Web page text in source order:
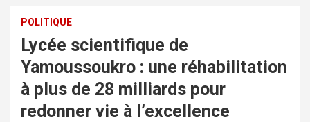
POLITIQUE
Lycée scientifique de
Yamoussoukro : une réhabilitation
à plus de 28 milliards pour
redonner vie à l’excellence